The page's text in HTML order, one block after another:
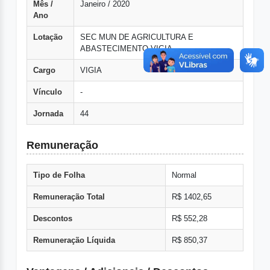
Mês /
Ano
Janeiro / 2020
Lotação
SEC MUN DE AGRICULTURA E
ABASTECIMENTO VIGIA
Cargo VIGIA
Vínculo -
Jornada 44
Remuneração
Tipo de Folha Normal
Remuneração Total R$ 1402,65
Descontos R$ 552,28
Remuneração Líquida R$ 850,37